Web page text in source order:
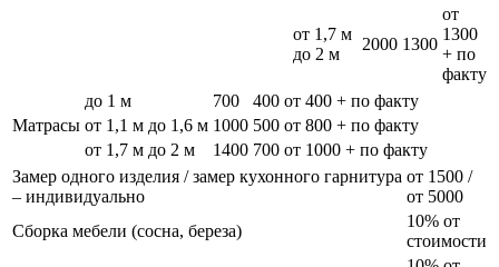
от 1,7 м
до 2 м
2000 1300
от
1300
+ по
факту
Матрасы
до 1 м 700 400 от 400 + по факту
от 1,1 м до 1,6 м 1000 500 от 800 + по факту
от 1,7 м до 2 м
1400 700 от 1000 + по факту
Замер одного изделия / замер кухонного гарнитура
– индивидуально
от 1500 /
от 5000
Сборка мебели (сосна, береза)
10% от
стоимости